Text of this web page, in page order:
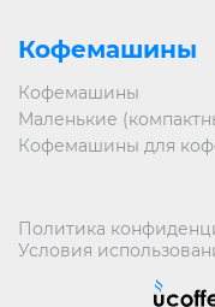
Кофемашины
Кофемашины
Маленькие
Кофемашины для
Политика
Условия